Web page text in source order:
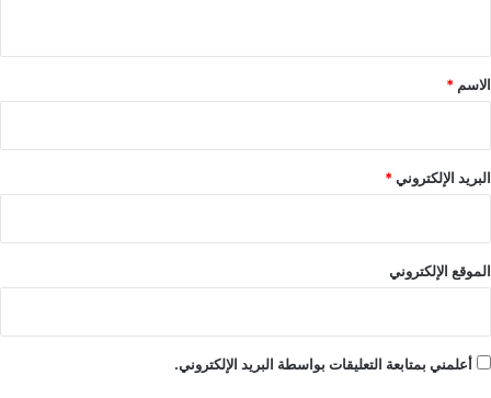
*
الاسم *
البريد الإلكتروني*
الموقع الإلكتروني
أعلمني بمتابعة التعليقات بواسطة البريد الإلكتروني.